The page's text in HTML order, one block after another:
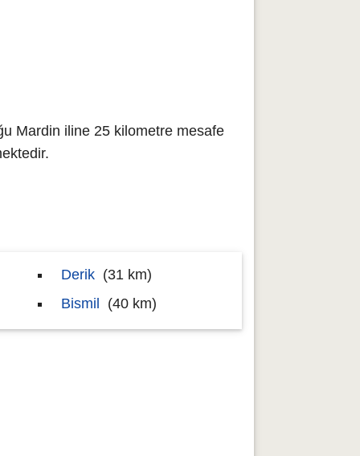
Mardin iline 25 kilometre mesafe
Derik (31 km)
Bismil
(40 km)